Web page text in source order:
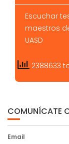
Escuchar
maestros
UASD
2388633
COMUNÍCATE
Email